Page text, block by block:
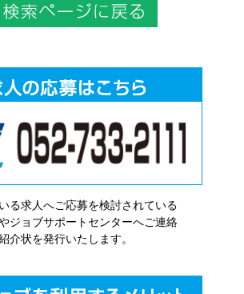
る求人へご応募を検討されている
ジョブサポートセンターへご連絡
介状を発行いたします。